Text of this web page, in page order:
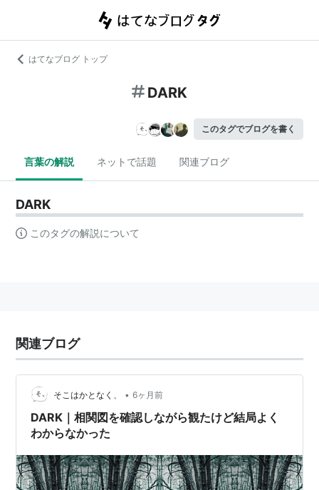
はてなブログ トップ
DARK
このタグでブログを書く
言葉の解説 ネットで話題 関連ブログ
DARK
このタグの解説について
関連ブログ
そこはかとなく、 • 6ヶ月前
DARK｜相関図を確認しながら観たけど結局よく
わからなかった